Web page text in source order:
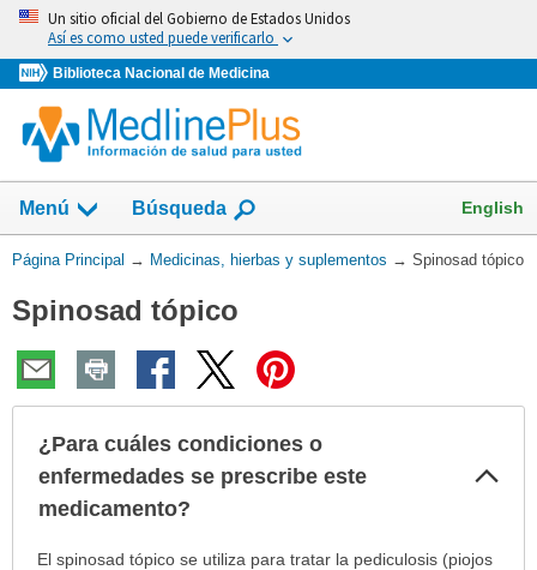
Omita
vaya
al
Contenido
Un sitio oficial del Gobierno de Estados Unidos
Así es como usted puede verificarlo
Biblioteca Nacional de Medicina
Menú
Mostrar
campo
de
Búsqueda English
Usted
aquí:
Página Principal → Medicinas, hierbas y suplementos → Spinosad tópico
Spinosad tópico
¿Para cuáles condiciones o
enfermedades se prescribe este
medicamento?
¿Para
El spinosad tópico se utiliza para tratar la pediculosis (piojos